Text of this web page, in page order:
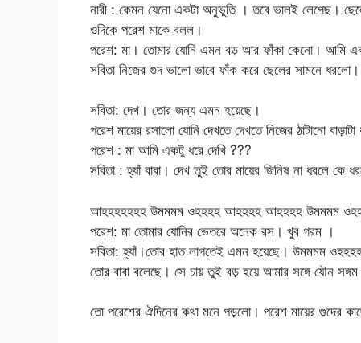
নারী : কেমন যেনো একটা অনুভুতি । তবে ভালই লেগেছ।
ওদিকে পরেশ মাকে বলল।
পরেশ: মা। তোমার যোনি এমন বড় আর ফাঁকা কেনো। আমি
সবিতা নিজের গুদ ভালো ভাবে ফাঁক করে ছেলের সামনে
সবিতা: দেখ। তোর জন্য এমন হয়েছে।
পরেশ মায়ের রসালো যোনি দেখতে দেখতে নিজের ঠাটানো
পরেশ : মা আমি একটু ধরে দেখি ???
সবিতা : হ্যাঁ বাবা। দেখ তুই তোর মায়ের জিনিষ না ধরলে কে
আহহহহহহহ উমমমম ওহহহহ আহহহহ আহহহহ উমমমম
পরেশ: মা তোমার যোনির ভেতরে অনেক রস। খুব গরম ।
সবিতা: হ্যাঁ।তোর হাত লাগতেই এমন হয়েছে। উমমমম
তোর বাবা বলেছে। সে চায় তুই বড় হয়ে আমার সঙ্গে যৌন
তো পরেশের ঐদিনের কথা মনে পড়লো। পরেশ মায়ের গুদের